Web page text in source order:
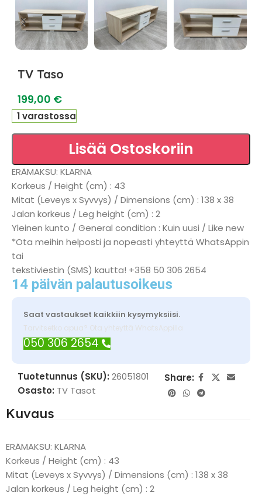
TV Taso
199,00 €
1 varastossa
Lisää Ostoskoriin
ERÄMAKSU: KLARNA
Korkeus / Height (cm) : 43
Mitat (Leveys x Syvvys) / Dimensions (cm) : 138 x 38
Jalan korkeus / Leg height (cm) : 2
Yleinen kunto / General condition : Kuin uusi / Like new
*Ota meihin helposti ja nopeasti yhteyttä WhatsAppin
tai
tekstiviestin (SMS) kautta! +358 50 306 2654
14 päivän palautusoikeus
Saat vastaukset kaikkiin kysymyksiisi.
Tarvitsetko apua? Ota yhteyttä WhatsAppilla
050 306 2654
Tuotetunnus (SKU): 26051801
Osasto: TV Tasot
Share:
Kuvaus
ERÄMAKSU: KLARNA
Korkeus / Height (cm) : 43
Mitat (Leveys x Syvvys) / Dimensions (cm) : 138 x 38
Jalan korkeus / Leg height (cm) : 2